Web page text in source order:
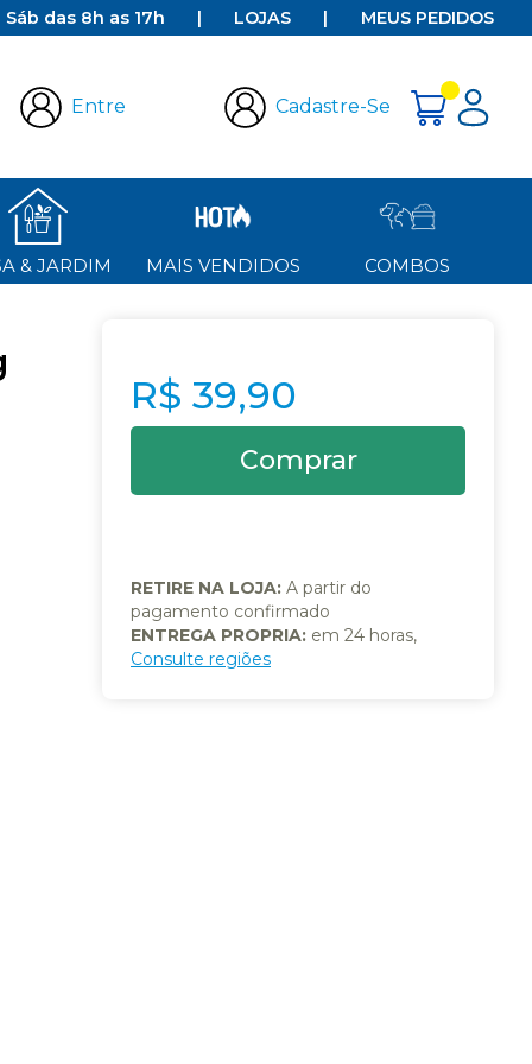
das 8h as 17h | LOJAS | MEUS PEDIDOS
Entre Cadastre-Se
& JARDIM MAIS VENDIDOS COMBOS
R$ 39,90
RETIRE NA LOJA: A partir do
pagamento confirmado
ENTREGA PROPRIA: em 24 horas,
Consulte regiões